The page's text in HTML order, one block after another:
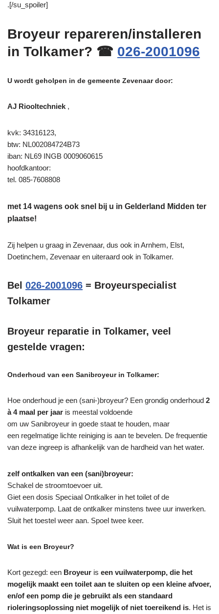
.[/su_spoiler]
Broyeur repareren/installeren
in Tolkamer? ☎ 026-2001096
U wordt geholpen in de gemeente Zevenaar door:
AJ Riooltechniek ,
kvk: 34316123,
btw: NL002084724B73
iban: NL69 INGB 0009060615
hoofdkantoor:
tel. 085-7608808
met 14 wagens ook snel bij u in Gelderland Midden ter
plaatse!
Zij helpen u graag in Zevenaar, dus ook in Arnhem, Elst,
Doetinchem, Zevenaar en uiteraard ook in Tolkamer.
Bel 026-2001096 = Broyeurspecialist
Tolkamer
Broyeur reparatie in Tolkamer, veel
gestelde vragen:
Onderhoud van een Sanibroyeur in Tolkamer:
Hoe onderhoud je een (sani-)broyeur? Een grondig onderhoud 2
à 4 maal per jaar is meestal voldoende
om uw Sanibroyeur in goede staat te houden, maar
een regelmatige lichte reiniging is aan te bevelen. De frequentie
van deze ingreep is afhankelijk van de hardheid van het water.
zelf ontkalken van een (sani)broyeur:
Schakel de stroomtoevoer uit.
Giet een dosis Speciaal Ontkalker in het toilet of de
vuilwaterpomp. Laat de ontkalker minstens twee uur inwerken.
Sluit het toestel weer aan. Spoel twee keer.
Wat is een Broyeur?
Kort gezegd: een Broyeur is een vuilwaterpomp, die het
mogelijk maakt een toilet aan te sluiten op een kleine afvoer,
en/of een pomp die je gebruikt als een standaard
rioleringsoplossing niet mogelijk of niet toereikend is. Het is